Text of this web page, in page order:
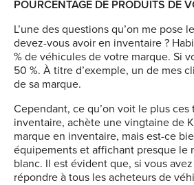
POURCENTAGE DE PRODUITS DE
L’une des questions qu’on me
devez-vous avoir en inventaire ?
% de véhicules de votre marque. Si
50 %. À titre d’exemple, un de mes
de sa marque.
Cependant, ce qu’on voit le plus
inventaire, achète une vingtaine de
marque en inventaire, mais est-ce
équipements et affichant presque le
blanc. Il est évident que, si vous
répondre à tous les acheteurs de